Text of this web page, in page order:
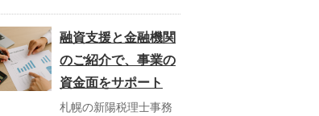
融資支援と金融機関
のご紹介で、事業の
資金面をサポート
札幌の新陽税理士事務